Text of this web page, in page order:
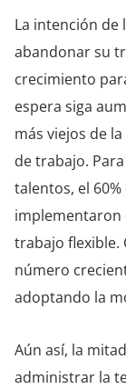
La intención de
abandonar su
crecimiento
espera siga
más viejos de
de trabajo.
talentos, el
implementaron
trabajo flexible.
número
adoptando la
Aún así, la
administrar la